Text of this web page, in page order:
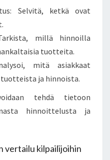
Selvitä, ketkä ovat
millä hinnoilla
tuotteita.
mitä asiakkaat
ja hinnoista.
tehdä tietoon
hinnoittelusta ja
kilpailijoihin